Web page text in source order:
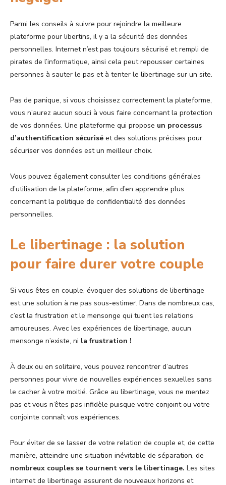
Parmi les conseils à suivre pour rejoindre la meilleure
plateforme pour libertins, il y a la sécurité des données
personnelles. Internet n’est pas toujours sécurisé et rempli de
pirates de l’informatique, ainsi cela peut repousser certaines
personnes à sauter le pas et à tenter le libertinage sur un site.
Pas de panique, si vous choisissez correctement la plateforme,
vous n’aurez aucun souci à vous faire concernant la protection
de vos données. Une plateforme qui propose un processus
d’authentification sécurisé et des solutions précises pour
sécuriser vos données est un meilleur choix.
Vous pouvez également consulter les conditions générales
d’utilisation de la plateforme, afin d’en apprendre plus
concernant la politique de confidentialité des données
personnelles.
Le libertinage : la solution
pour faire durer votre couple
Si vous êtes en couple, évoquer des solutions de libertinage
est une solution à ne pas sous-estimer. Dans de nombreux cas,
c’est la frustration et le mensonge qui tuent les relations
amoureuses. Avec les expériences de libertinage, aucun
mensonge n’existe, ni la frustration !
À deux ou en solitaire, vous pouvez rencontrer d’autres
personnes pour vivre de nouvelles expériences sexuelles sans
le cacher à votre moitié. Grâce au libertinage, vous ne mentez
pas et vous n’êtes pas infidèle puisque votre conjoint ou votre
conjointe connaît vos expériences.
Pour éviter de se lasser de votre relation de couple et, de cette
manière, atteindre une situation inévitable de séparation, de
nombreux couples se tournent vers le libertinage. Les sites
internet de libertinage assurent de nouveaux horizons et